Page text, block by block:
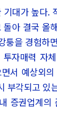
대가 높다.
아 결국 올
퉁을 경험하
자매력 자
서 예상외
부각되고 있
증권업계의